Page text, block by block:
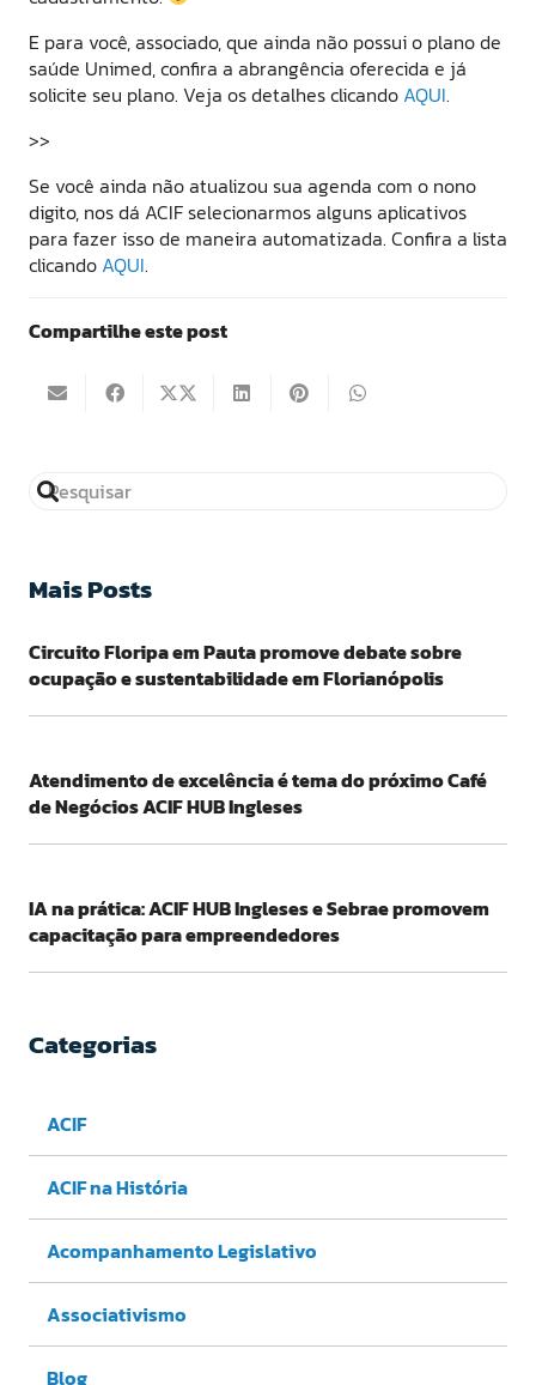
E para você, associado, que ainda não possui o plano de
saúde Unimed, confira a abrangência oferecida e já
solicite seu plano. Veja os detalhes clicando AQUI.
>>
Se você ainda não atualizou sua agenda com o nono
digito, nos dá ACIF selecionarmos alguns aplicativos
para fazer isso de maneira automatizada. Confira a lista
clicando AQUI.
Compartilhe este post
Mais Posts
Circuito Floripa em Pauta promove debate sobre
ocupação e sustentabilidade em Florianópolis
Atendimento de excelência é tema do próximo Café
de Negócios ACIF HUB Ingleses
IA na prática: ACIF HUB Ingleses e Sebrae promovem
capacitação para empreendedores
Categorias
ACIF
ACIF na História
Acompanhamento Legislativo
Associativismo
Blog